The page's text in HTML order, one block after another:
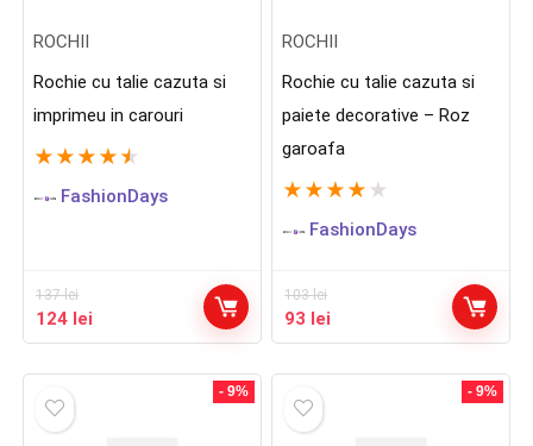
ROCHII
Rochie cu talie cazuta si
imprimeu in carouri
★ ★ ★ ★ ★
FashionDays
137lei
Prețul
inițial
137 lei.
124 lei
curent
ROCHII
Rochie cu talie cazuta si
paiete decorative – Roz
garoafa
★ ★ ★ ★ ★
FashionDays
103lei
Prețul
inițial
103 lei.
93 lei
curent
- 9% - 9%